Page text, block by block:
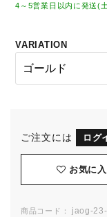
4～5営業日以内に発送(
VARIATION
ご注文には ログ
お気に
商品コード： jaog-